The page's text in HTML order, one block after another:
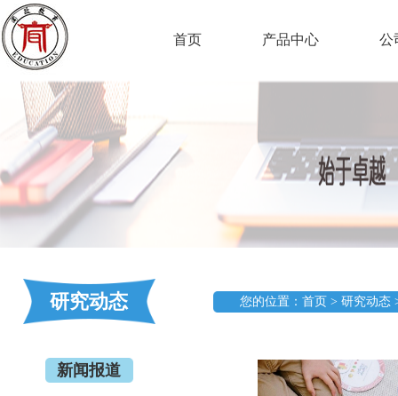
首页 产品中心 公
研究动态
新闻报道
您的位置：首页 > 研究动态